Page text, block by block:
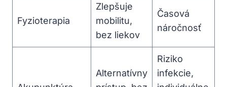
Fyzioterapia
Zlepšuje
mobilitu,
bez liekov
Časová
náročnosť
Alternatívny
Riziko
infekcie,